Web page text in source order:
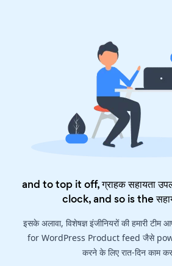
and to top it off, ग्राहक सहायता
clock, and so is the
इसके अलावा, विशेषज्ञ इंजीनियरों की हमारी
for WordPress Product feed जैसे
करने के लिए रात-दिन काम